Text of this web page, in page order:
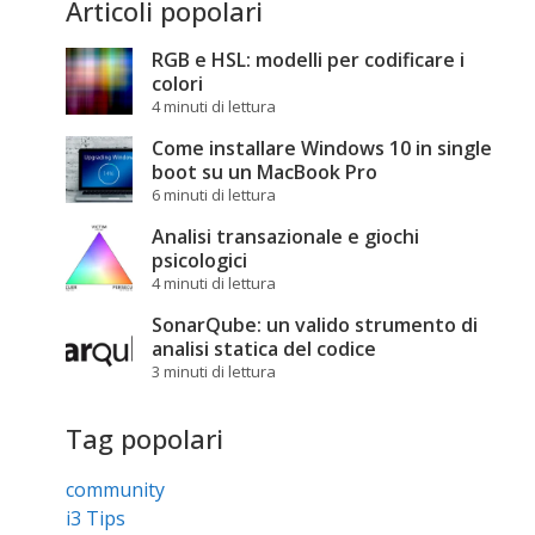
Articoli popolari
RGB e HSL: modelli per codificare i
colori
4 minuti di lettura
Come installare Windows 10 in single
boot su un MacBook Pro
6 minuti di lettura
Analisi transazionale e giochi
psicologici
4 minuti di lettura
SonarQube: un valido strumento di
analisi statica del codice
3 minuti di lettura
Tag popolari
community
i3 Tips